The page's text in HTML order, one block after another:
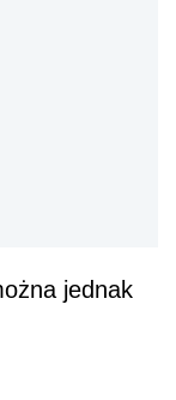
jednak